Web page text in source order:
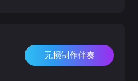
无损制作伴奏